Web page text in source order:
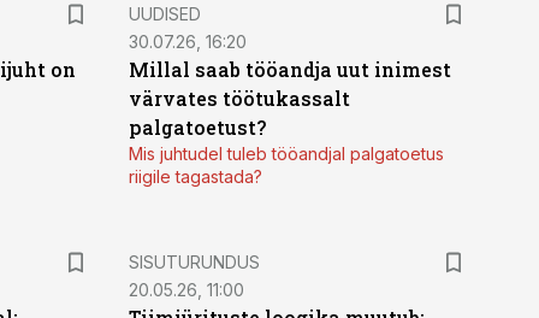
on
UUDISED
30.07.26, 16:20
Millal saab tööandja uut inimest
värvates töötukassalt
palgatoetust?
Mis juhtudel tuleb tööandjal palgatoetus
riigile tagastada?
ST
SISUTURUNDUS
20.05.26, 11:00